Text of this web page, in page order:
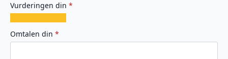
Vurderingen din *
av
5
av
5
av
5
av
5
av
5
Omtalen din *